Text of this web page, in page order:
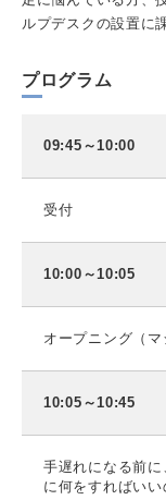
ルプデスクの設置に
プログラム
09:45～10:00
受付
10:00～10:05
オープニング（マ
10:05～10:45
手遅れになる前
に何をすればいい